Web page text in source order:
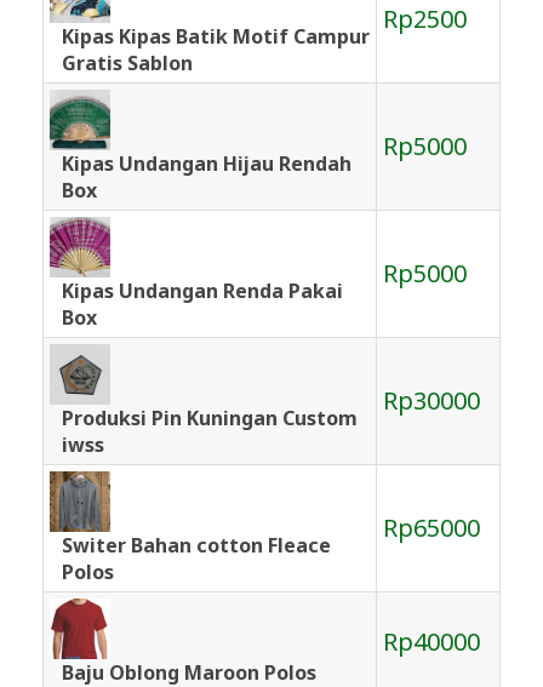
Kipas Kipas Batik Motif Campur
Gratis Sablon
Rp2500
Kipas Undangan Hijau Rendah
Box
Rp5000
Kipas Undangan Renda Pakai
Box
Rp5000
Produksi Pin Kuningan Custom
iwss
Rp30000
Switer Bahan cotton Fleace
Polos
Rp65000
Baju Oblong Maroon Polos
Rp40000